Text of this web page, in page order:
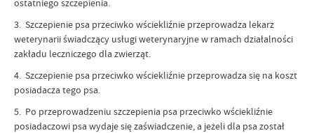
ostatniego szczepienia.
3. Szczepienie psa przeciwko wściekliźnie przeprowadza lekarz
weterynarii świadczący usługi weterynaryjne w ramach działalności
zakładu leczniczego dla zwierząt.
4. Szczepienie psa przeciwko wściekliźnie przeprowadza się na koszt
posiadacza tego psa.
5. Po przeprowadzeniu szczepienia psa przeciwko wściekliźnie
posiadaczowi psa wydaje się zaświadczenie, a jeżeli dla psa został